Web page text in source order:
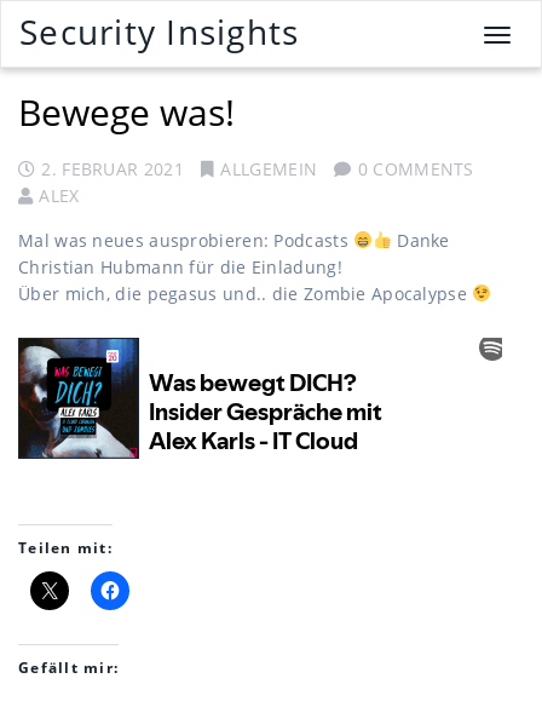
T
o
t
Security Insights
Bewege was!
2. FEBRUAR 2021 ALLGEMEIN
0 COMMENTS
ALEX
Mal was neues ausprobieren: Podcasts
Danke
Christian Hubmann für die Einladung!
Über mich, die pegasus und.. die Zombie Apocalypse
Teilen mit:
Gefällt mir: